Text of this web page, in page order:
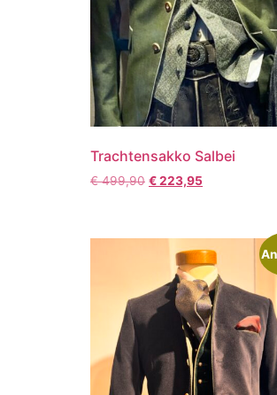
Trachtensakko Salbei
€499,90 €223,95